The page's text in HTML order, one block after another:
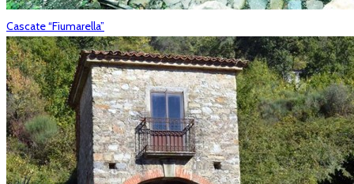
Cascate “Fiumarella”